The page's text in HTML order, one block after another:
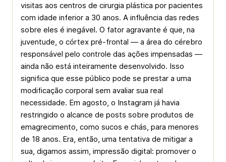
visitas aos centros de cirurgia plástica por pacientes
com idade inferior a 30 anos. A influência das redes
sobre eles é inegável. O fator agravante é que, na
juventude, o córtex pré-frontal — a área do cérebro
responsável pelo controle das ações impensadas —
ainda não está inteiramente desenvolvido. Isso
significa que esse público pode se prestar a uma
modificação corporal sem avaliar sua real
necessidade. Em agosto, o Instagram já havia
restringido o alcance de posts sobre produtos de
emagrecimento, como sucos e chás, para menores
de 18 anos. Era, então, uma tentativa de mitigar a
sua, digamos assim, impressão digital: promover o